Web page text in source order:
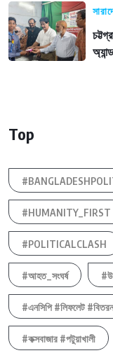
Top
#HUMANITY_FIRST
#POLITICALCLASH
#আহত_সংঘর্ষ
#এনসিপি #লিফলেট #বিতরন
#কক্সবাজার #পটুয়াখালী